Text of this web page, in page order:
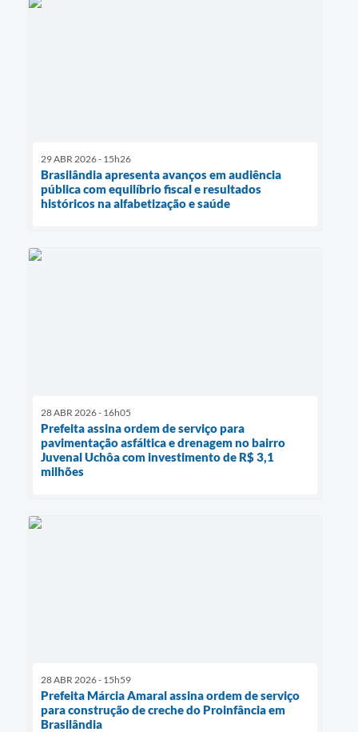
29 ABR 2026 - 15h26
Brasilândia apresenta avanços em audiência
pública com equilíbrio fiscal e resultados
históricos na alfabetização e saúde
28 ABR 2026 - 16h05
Prefeita assina ordem de serviço para
pavimentação asfáltica e drenagem no bairro
Juvenal Uchôa com investimento de R$ 3,1
milhões
28 ABR 2026 - 15h59
Prefeita Márcia Amaral assina ordem de serviço
para construção de creche do Proinfância em
Brasilândia